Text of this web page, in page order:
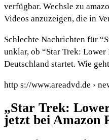
verfügbar. Wechsle zu
Videos anzuzeigen, die in
Schlechte Nachrichten für
unklar, ob “Star Trek:
Deutschland startet. Wie
http s://www.areadvd.de ›
„Star Trek:
jetzt bei Amazon